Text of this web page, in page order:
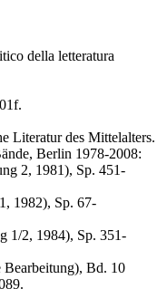
della letteratura
Literatur des Mittelalters.
Berlin 1978-2008:
2, 1981), Sp. 451-
1982), Sp. 67-
1/2, 1984), Sp. 351-
Bearbeitung), Bd. 10